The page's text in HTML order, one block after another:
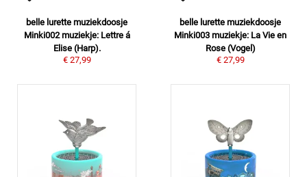
belle lurette muziekdoosje
Minki002 muziekje: Lettre á
Elise (Harp).
€ 27,99
belle lurette muziekdoosje
Minki003 muziekje: La Vie en
Rose (Vogel)
€ 27,99